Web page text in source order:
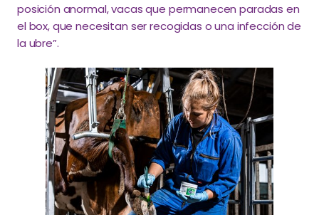
posición anormal, vacas que permanecen paradas en
el box, que necesitan ser recogidas o una infección de
la ubre”.